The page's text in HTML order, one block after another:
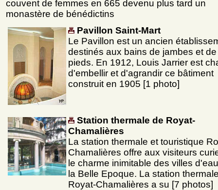
couvent de femmes en 665 devenu plus tard un
monastère de bénédictins
Pavillon Saint-Mart
Le Pavillon est un ancien
destinés aux bains de jambes et de
pieds. En 1912, Louis Jarrier est
d'embellir et d'agrandir ce bâtiment
construit en 1905 [1 photo]
Station thermale de Royat-
Chamalières
La station thermale et touristique
Chamalières offre aux visiteurs
le charme inimitable des villes
la Belle Epoque. La station
Royat-Chamalières a su [7 photos]